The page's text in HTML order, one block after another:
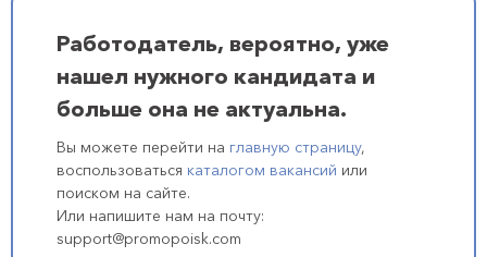
Работодатель, вероятно, уже
нашел нужного кандидата и
больше она не актуальна.
Вы можете перейти на главную страницу,
воспользоваться каталогом вакансий или
поиском на сайте.
Или напишите нам на почту:
support@promopoisk.com